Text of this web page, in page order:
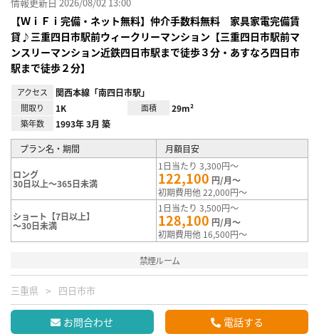
【ＷｉＦｉ完備・ネット無料】仲介手数料無料 家具家電完備賃
貸♪三重四日市駅前ウィークリーマンション【三重四日市駅前マ
ンスリーマンション近鉄四日市駅まで徒歩３分・あすなろ四日市
駅まで徒歩２分】
アクセス 関西本線「南四日市駅」
間取り 1K 面積 29m²
築年数 1993年 3月 築
プラン名・期間 月額目安
ロング
30日以上～365日未満
1日当たり 3,300円～
122,100 円/月～
初期費用他 22,000円～
ショート【7日以上】
～30日未満
1日当たり 3,500円～
128,100 円/月～
初期費用他 16,500円～
禁煙ルーム
三重県 四日市市
お問合わせ 電話する